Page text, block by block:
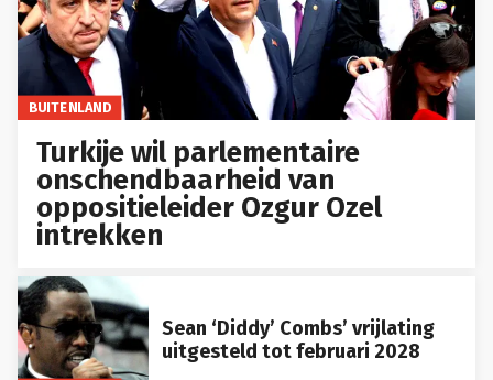
BUITENLAND
Turkije wil parlementaire
onschendbaarheid van
oppositieleider Ozgur Ozel
intrekken
Sean ‘Diddy’ Combs’ vrijlating
uitgesteld tot februari 2028